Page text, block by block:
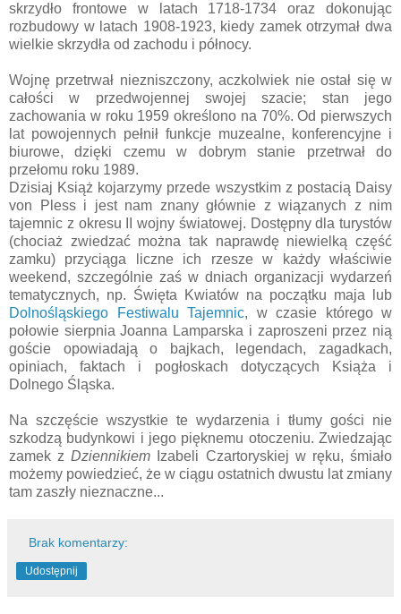
skrzydło frontowe w latach 1718-1734 oraz dokonując
rozbudowy w latach 1908-1923, kiedy zamek otrzymał dwa
wielkie skrzydła od zachodu i północy.
Wojnę przetrwał niezniszczony, aczkolwiek nie ostał się w
całości w przedwojennej swojej szacie; stan jego
zachowania w roku 1959 określono na 70%. Od pierwszych
lat powojennych pełnił funkcje muzealne, konferencyjne i
biurowe, dzięki czemu w dobrym stanie przetrwał do
przełomu roku 1989.
Dzisiaj Książ kojarzymy przede wszystkim z postacią Daisy
von Pless i jest nam znany głównie z wiązanych z nim
tajemnic z okresu II wojny światowej. Dostępny dla turystów
(chociaż zwiedzać można tak naprawdę niewielką część
zamku) przyciąga liczne ich rzesze w każdy właściwie
weekend, szczególnie zaś w dniach organizacji wydarzeń
tematycznych, np. Święta Kwiatów na początku maja lub
Dolnośląskiego Festiwalu Tajemnic, w czasie którego w
połowie sierpnia Joanna Lamparska i zaproszeni przez nią
goście opowiadają o bajkach, legendach, zagadkach,
opiniach, faktach i pogłoskach dotyczących Książa i
Dolnego Śląska.
Na szczęście wszystkie te wydarzenia i tłumy gości nie
szkodzą budynkowi i jego pięknemu otoczeniu. Zwiedzając
zamek zDziennikiem Izabeli Czartoryskiej w ręku, śmiało
możemy powiedzieć, że w ciągu ostatnich dwustu lat zmiany
tam zaszły nieznaczne...
Brak komentarzy:
Udostępnij